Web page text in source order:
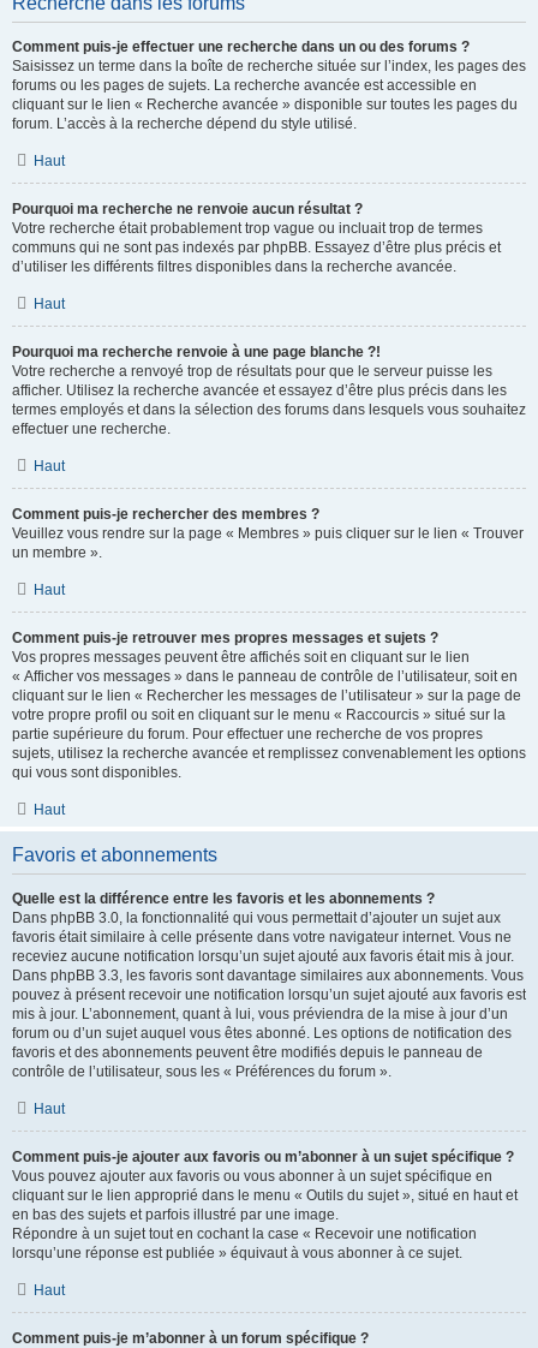
Comment puis-je effectuer une recherche dans un ou des forums ?
Saisissez un terme dans la boîte de recherche située sur l’index, les pages des
forums ou les pages de sujets. La recherche avancée est accessible en
cliquant sur le lien « Recherche avancée » disponible sur toutes les pages du
forum. L’accès à la recherche dépend du style utilisé.
Haut
Pourquoi ma recherche ne renvoie aucun résultat ?
Votre recherche était probablement trop vague ou incluait trop de termes
communs qui ne sont pas indexés par phpBB. Essayez d’être plus précis et
d’utiliser les différents filtres disponibles dans la recherche avancée.
Haut
Pourquoi ma recherche renvoie à une page blanche ?!
Votre recherche a renvoyé trop de résultats pour que le serveur puisse les
afficher. Utilisez la recherche avancée et essayez d’être plus précis dans les
termes employés et dans la sélection des forums dans lesquels vous souhaitez
effectuer une recherche.
Haut
Comment puis-je rechercher des membres ?
Veuillez vous rendre sur la page « Membres » puis cliquer sur le lien « Trouver
un membre ».
Haut
Comment puis-je retrouver mes propres messages et sujets ?
Vos propres messages peuvent être affichés soit en cliquant sur le lien
« Afficher vos messages » dans le panneau de contrôle de l’utilisateur, soit en
cliquant sur le lien « Rechercher les messages de l’utilisateur » sur la page de
votre propre profil ou soit en cliquant sur le menu « Raccourcis » situé sur la
partie supérieure du forum. Pour effectuer une recherche de vos propres
sujets, utilisez la recherche avancée et remplissez convenablement les options
qui vous sont disponibles.
Haut
Favoris et abonnements
Quelle est la différence entre les favoris et les abonnements ?
Dans phpBB 3.0, la fonctionnalité qui vous permettait d’ajouter un sujet aux
favoris était similaire à celle présente dans votre navigateur internet. Vous ne
receviez aucune notification lorsqu’un sujet ajouté aux favoris était mis à jour.
Dans phpBB 3.3, les favoris sont davantage similaires aux abonnements. Vous
pouvez à présent recevoir une notification lorsqu’un sujet ajouté aux favoris est
mis à jour. L’abonnement, quant à lui, vous préviendra de la mise à jour d’un
forum ou d’un sujet auquel vous êtes abonné. Les options de notification des
favoris et des abonnements peuvent être modifiés depuis le panneau de
contrôle de l’utilisateur, sous les « Préférences du forum ».
Haut
Comment puis-je ajouter aux favoris ou m’abonner à un sujet spécifique ?
Vous pouvez ajouter aux favoris ou vous abonner à un sujet spécifique en
cliquant sur le lien approprié dans le menu « Outils du sujet », situé en haut et
en bas des sujets et parfois illustré par une image.
Répondre à un sujet tout en cochant la case « Recevoir une notification
lorsqu’une réponse est publiée » équivaut à vous abonner à ce sujet.
Haut
Comment puis-je m’abonner à un forum spécifique ?